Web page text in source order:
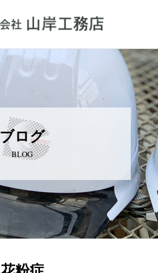
ブログ
BLOG